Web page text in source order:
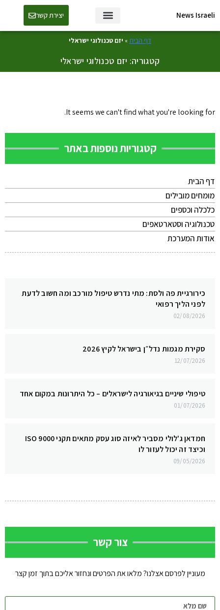
News Israeli יצירת קשר
דף הבית» יזם טכנולוגי ישראלי
קטגוריה: יזם טכנולוגי ישראלי
It seems we can't find what you're looking for.
קטגוריות נוספות באתר
דף הבית
מומחים מובילים
כלכלה וכספים
טכנולוגיה וסטארטאפים
אודות המערכת
כירורגיית פה ולסת: מתי נדרש טיפול מורכב ומה חשוב לדעת
לפני הליך רפואי
02/08/2026
סקירת מגמות נדל״ן בישראל לקיץ 2026
12/07/2026
טיפולי שיניים בגיאורגיה לישראלים – כל היתרונות במקום אחד
01/07/2026
חמדאן ג'לולי מסביר לאיזה סוג עסק מתאים תקני ISO 9000
וכיצד זה יכול לעזור לו
09/05/2026
צור קשר
מעוניין לפרסם אצלנו? מלאו את הפרטים ונחזור אליכם בתוך זמן קצר